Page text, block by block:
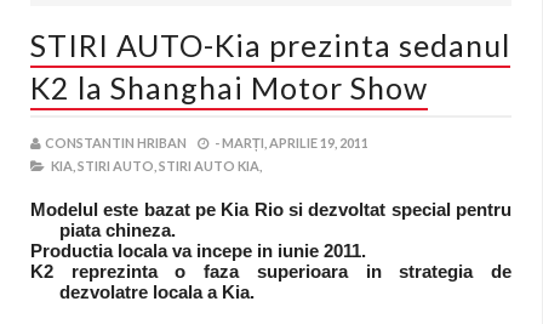
STIRI AUTO-Kia prezinta sedanul
K2 la Shanghai Motor Show
CONSTANTIN HRIBAN -MARȚI, APRILIE 19, 2011
KIA, STIRI AUTO, STIRI AUTO KIA,
Modelul este bazat pe Kia Rio si dezvoltat special pentru
piata chineza.
Productia locala va incepe in iunie 2011.
K2 reprezinta o faza superioara in strategia de
dezvolatre locala a Kia.